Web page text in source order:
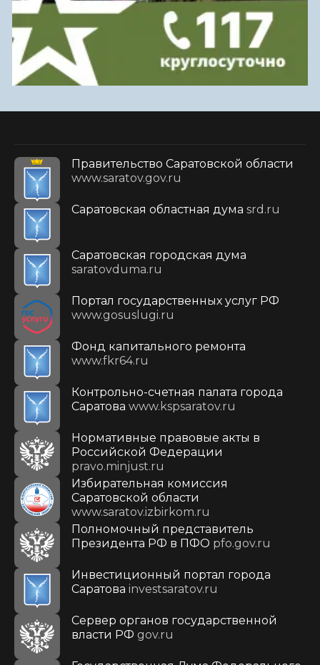
Правительство Саратовской области
www.saratov.gov.ru
Саратовская областная дума srd.ru
Саратовская городская дума
saratovduma.ru
Портал государственных услуг РФ
www.gosuslugi.ru
Фонд капитального ремонта
www.fkr64.ru
Контрольно-счетная палата города
Саратова www.kspsaratov.ru
Нормативные правовые акты в
Российской Федерации
pravo.minjust.ru
Избирательная комиссия
Саратовской области
www.saratov.izbirkom.ru
Полномочный представитель
Президента РФ в ПФО pfo.gov.ru
Инвестиционный портал города
Саратова investsaratov.ru
Сервер органов государственной
власти РФ gov.ru